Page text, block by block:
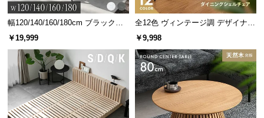
幅120/140/160/180cm ブラックフ
レーム ダイニング 大理石調 4人掛
￥19,999
全12色 ヴィンテージ調 デザイナー
ズシェルチェア
￥9,998